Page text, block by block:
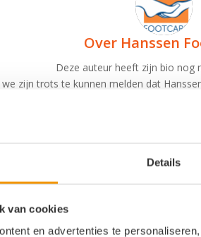
Details
van cookies
en advertenties te
Over Hanssen
Deze auteur heeft zijn bio nog
we zijn trots te kunnen melden dat
ARTIKELEN DOOR
orthopedisch